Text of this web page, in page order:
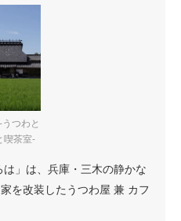
つわと
喫茶室-
」は、兵庫・三木の静かな
を改装したうつわ屋 兼 カフ